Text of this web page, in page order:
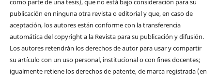
como parte de una tesis), que no está bajo consideración para su
publicación en ninguna otra revista o editorial y que, en caso de
aceptación, los autores están conforme con la transferencia
automática del copyright a la Revista para su publicación y difusión.
Los autores retendrán los derechos de autor para usar y compartir
su artículo con un uso personal, institucional o con fines docentes;
igualmente retiene los derechos de patente, de marca registrada (en